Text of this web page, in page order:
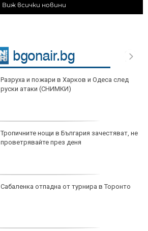
Виж всички новини
Разруха и пожари в Харков и Одеса след
руски атаки (СНИМКИ)
Тропичните нощи в България зачестяват, не
проветрявайте през деня
Сабаленка отпадна от турнира в Торонто